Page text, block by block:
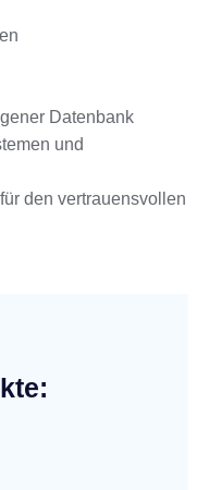
Datenbank
und
den vertrauensvollen